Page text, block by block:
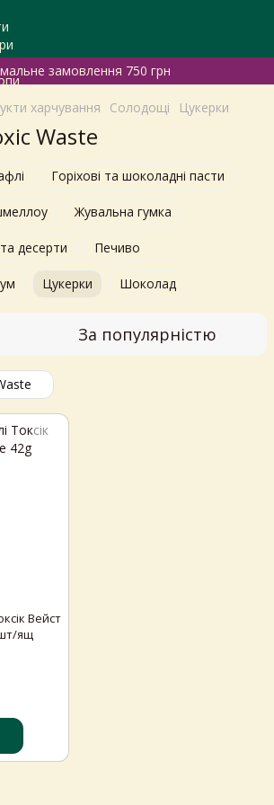
замовлення 750 грн
харчування Солодощі Цукерки
Waste
Горіхові та шоколадні пасти
Жувальна гумка
десерти Печиво
Цукерки Шоколад
За популярністю
Вейст
ящ
Самовивіз з магазинів
Egastronom
магазин і забрати у зручний час 💚